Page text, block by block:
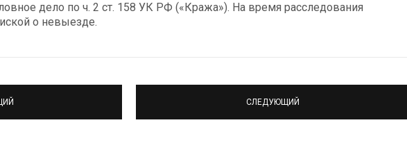
дело по ч. 2 ст. 158 УК РФ («Кража»). На время расследования
о невыезде.
СЛЕДУЮЩИЙ